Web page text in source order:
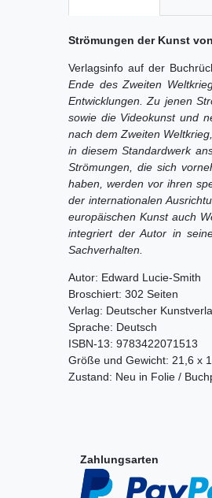
Strömungen der Kunst
Verlagsinfo auf der
Ende des Zweiten
Entwicklungen. Zu jenen
sowie die Videokunst und
nach dem Zweiten
in diesem Standardwerk
Strömungen, die sich
haben, werden vor ihren
der internationalen
europäischen Kunst auch
integriert der Autor in
Sachverhalten.
Autor: Edward Lucie-Smith
Broschiert: 302 Seiten
Verlag: Deutscher
Sprache: Deutsch
ISBN-13: 9783422071513
Größe und Gewicht: 21,6 x
Zustand: Neu in Folie /
Zahlungsarten